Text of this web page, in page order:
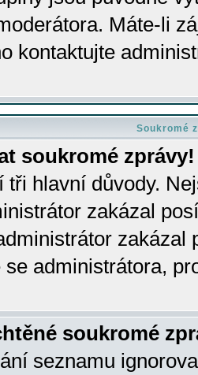
Máte-li
kontaktujte
Soukromé
soukromé zprávy!
tři hlavní důvody.
zakázal
zakázal
se administrátora,
soukromé
seznamu